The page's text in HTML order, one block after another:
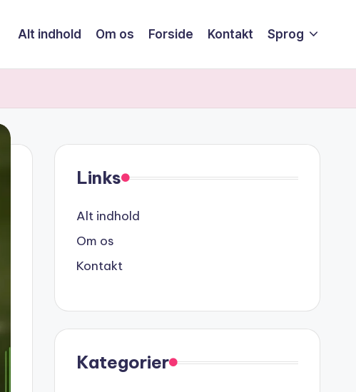
Alt indhold Om os Forside Kontakt Sprog
Links
Alt indhold
Om os
Kontakt
Kategorier